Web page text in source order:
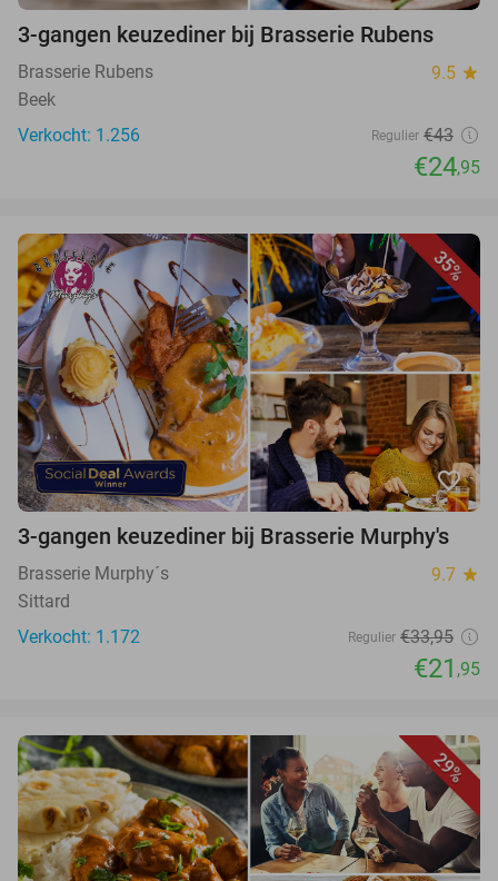
3-gangen keuzediner bij Brasserie Rubens
Brasserie Rubens 9.5 star
Beek
Verkocht: 1.256
Regulier €43
€24,95
35%
favorite_border
3-gangen keuzediner bij Brasserie Murphy's
Brasserie Murphy´s 9.7 star
Sittard
Verkocht: 1.172
Regulier €33,95
€21 ,95
29%